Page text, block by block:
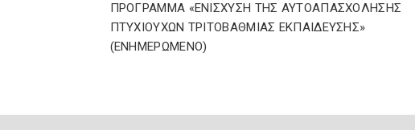
ΠΡΟΓΡΑΜΜΑ «ΕΝΙΣΧΥΣΗ ΤΗΣ ΑΥΤΟΑΠΑΣΧΟΛΗΣΗΣ
ΠΤΥΧΙΟΥΧΩΝ ΤΡΙΤΟΒΑΘΜΙΑΣ ΕΚΠΑΙΔΕΥΣΗΣ»
(ΕΝΗΜΕΡΩΜΕΝΟ)